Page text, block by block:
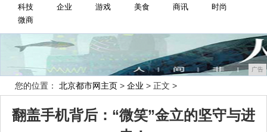
科技
企业 游戏 美食 商讯
时尚
微商
广告
您的位置： 北京都市网主页 > 企业 > 正文 >
翻盖手机背后：“微笑”金立的坚守与进